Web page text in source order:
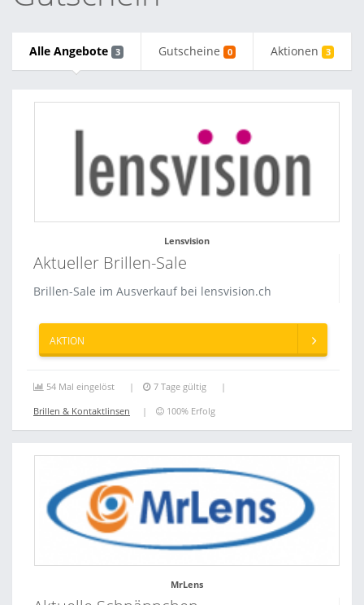
Alle Angebote 3 Gutscheine 0 Aktionen 3
Lensvision
Aktueller Brillen-Sale
Brillen-Sale im Ausverkauf bei lensvision.ch
AKTION
54 Mal eingelöst
7 Tage gültig
Brillen & Kontaktlinsen
100% Erfolg
MrLens